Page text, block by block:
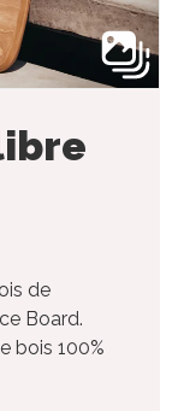
de
Board.
bois 100%